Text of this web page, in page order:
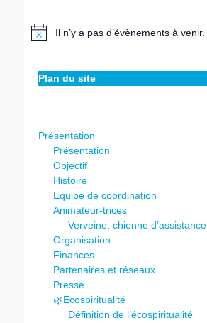
NoticeIl n’y a pas d’évènements à venir.
Plan du site
Présentation
Présentation
Objectif
Histoire
Equipe de coordination
Animateur-trices
Verveine, chienne d’assistance
Organisation
Finances
Partenaires et réseaux
Presse
🌿Ecospiritualité
Définition de l’écospiritualité